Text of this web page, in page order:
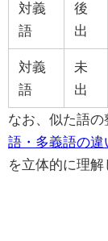
対義
語
後
出
対義
語
未
出
なお、似た語の
語・多義語の違
を立体的に理解